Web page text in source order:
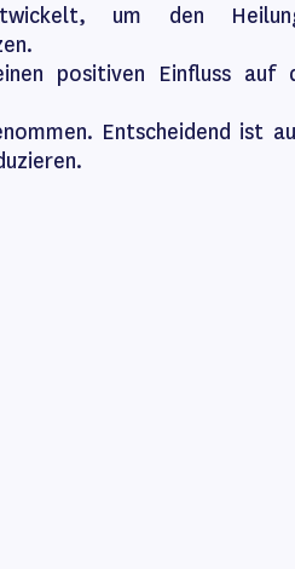
um den
positiven Einfluss auf
Entscheidend ist